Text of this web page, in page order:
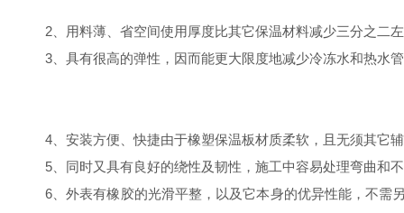
2、用料薄、省空间使用厚度比其它保温材料减少三分之二
3、具有很高的弹性，因而能更大限度地减少冷冻水和热水
4、安装方便、快捷由于橡塑保温板材质柔软，且无须其它
5、同时又具有良好的绕性及韧性，施工中容易处理弯曲和
6、外表有橡胶的光滑平整，以及它本身的优异性能，不需